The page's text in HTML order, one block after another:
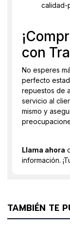
calidad-
con
No esperes
perfecto
repuestos de
servicio al
mismo y
Llama ahora
información.
TAMBIÉN TE